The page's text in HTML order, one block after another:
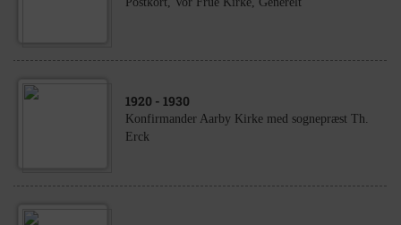
1920 - 1930
Konfirmander Aarby Kirke med sognepræst Th.
Erck